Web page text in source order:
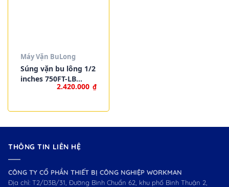
Máy Vặn BuLong
Súng vặn bu lông 1/2
inches 750FT-LB
MITOOLS 2131401
2.420.000 ₫
THÔNG TIN LIÊN HỆ
CÔNG TY CỔ PHẦN THIẾT BỊ CÔNG NGHIỆP WORKMAN
Địa chỉ: T2/D3B/31, Đường Bình Chuẩn 62, khu phố Bình Thuận 2,